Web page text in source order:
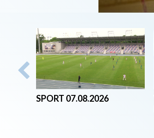
2026-08-07
SPORT 07.08.2026